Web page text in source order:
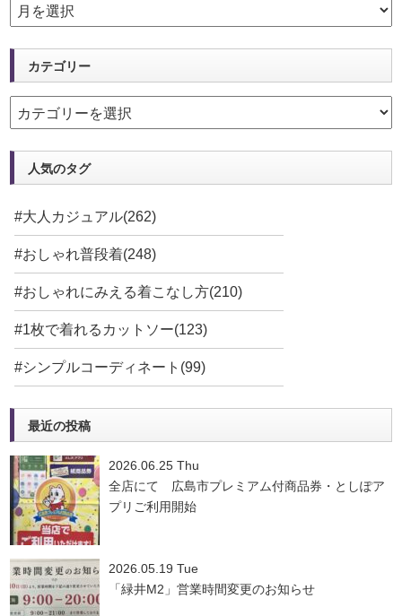
カテゴリー
人気のタグ
#大人カジュアル(262)
#おしゃれ普段着(248)
#おしゃれにみえる着こなし方(210)
#1枚で着れるカットソー(123)
#シンプルコーディネート(99)
最近の投稿
2026.06.25 Thu
全店にて 広島市プレミアム付商品券・としぽア
プリご利用開始
2026.05.19 Tue
「緑井M2」営業時間変更のお知らせ